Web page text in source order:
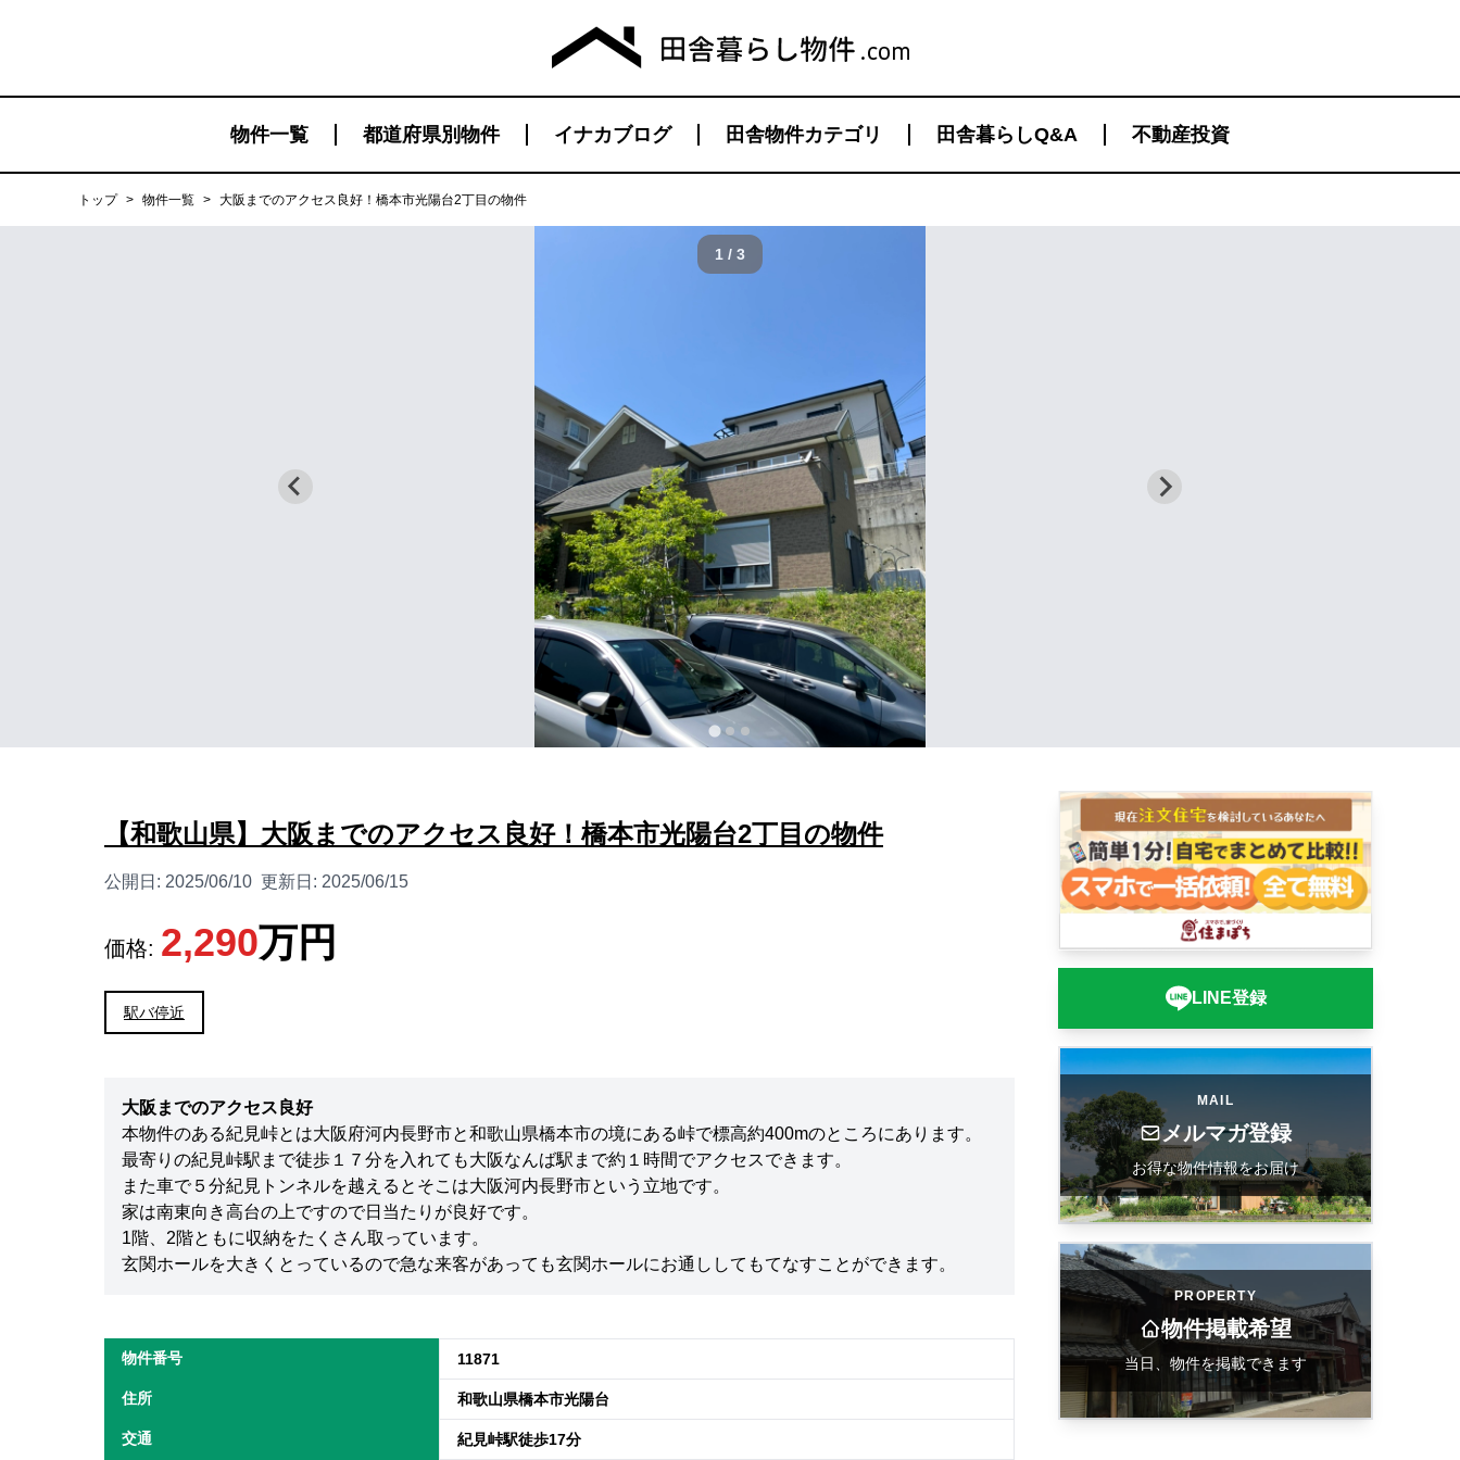
物件一覧 都道府県別物件 イナカブログ 田舎物件カテゴリ 田舎暮らしQ&A 不動産投資
トップ > 物件一覧 > 大阪までのアクセス良好！橋本市光陽台2丁目の物件
1 / 3
【和歌山県】大阪までのアクセス良好！橋本市光陽台2丁目の物件
公開日: 2025/06/10 更新日: 2025/06/15
価格: 2,290万円
駅バ停近
大阪までのアクセス良好
本物件のある紀見峠とは大阪府河内長野市と和歌山県橋本市の境にある峠で標高約400mのところにあります。
最寄りの紀見峠駅まで徒歩１７分を入れても大阪なんば駅まで約１時間でアクセスできます。
また車で５分紀見トンネルを越えるとそこは大阪河内長野市という立地です。
家は南東向き高台の上ですので日当たりが良好です。
1階、2階ともに収納をたくさん取っています。
玄関ホールを大きくとっているので急な来客があっても玄関ホールにお通ししてもてなすことができます。
物件番号 11871
住所 和歌山県橋本市光陽台
交通 紀見峠駅徒歩17分
LINE登録
MAIL
メルマガ登録
お得な物件情報をお届け
PROPERTY
物件掲載希望
当日、物件を掲載できます